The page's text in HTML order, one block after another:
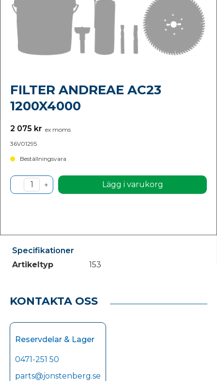
FILTER ANDREAE AC23
1200X4000
2 075 kr ex moms
36V01295
Beställningsvara
Lägg i varukorg
Specifikationer
Artikeltyp
153
KONTAKTA OSS
Reservdelar & Lager
0471-251 50
parts@jonstenberg.se